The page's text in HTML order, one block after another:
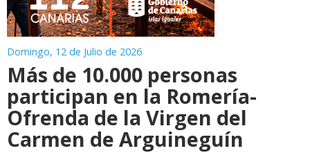
Domingo, 12 de Julio de 2026
Más de 10.000 personas
participan en la Romería-
Ofrenda de la Virgen del
Carmen de Arguineguín